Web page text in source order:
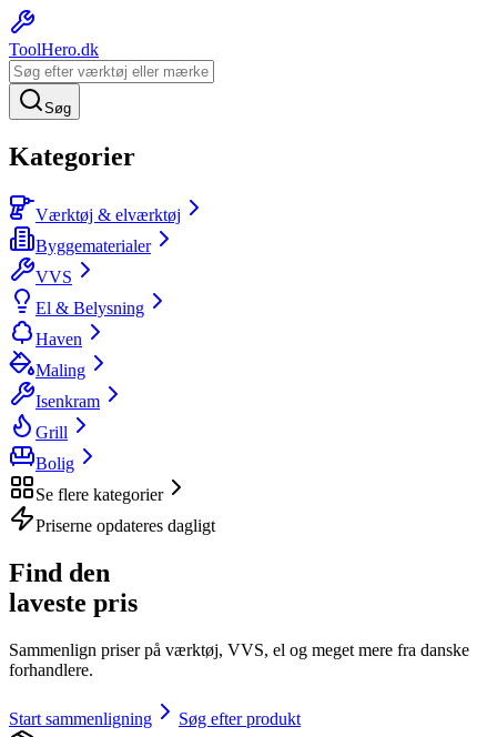
ToolHero.dk
Søg
Kategorier
Værktøj & elværktøj
Byggematerialer
VVS
El & Belysning
Haven
Maling
Isenkram
Grill
Bolig
Se flere kategorier
Priserne opdateres dagligt
Find den
laveste pris
Sammenlign priser på værktøj, VVS, el og meget mere fra danske
forhandlere.
Start sammenligning
Søg efter produkt